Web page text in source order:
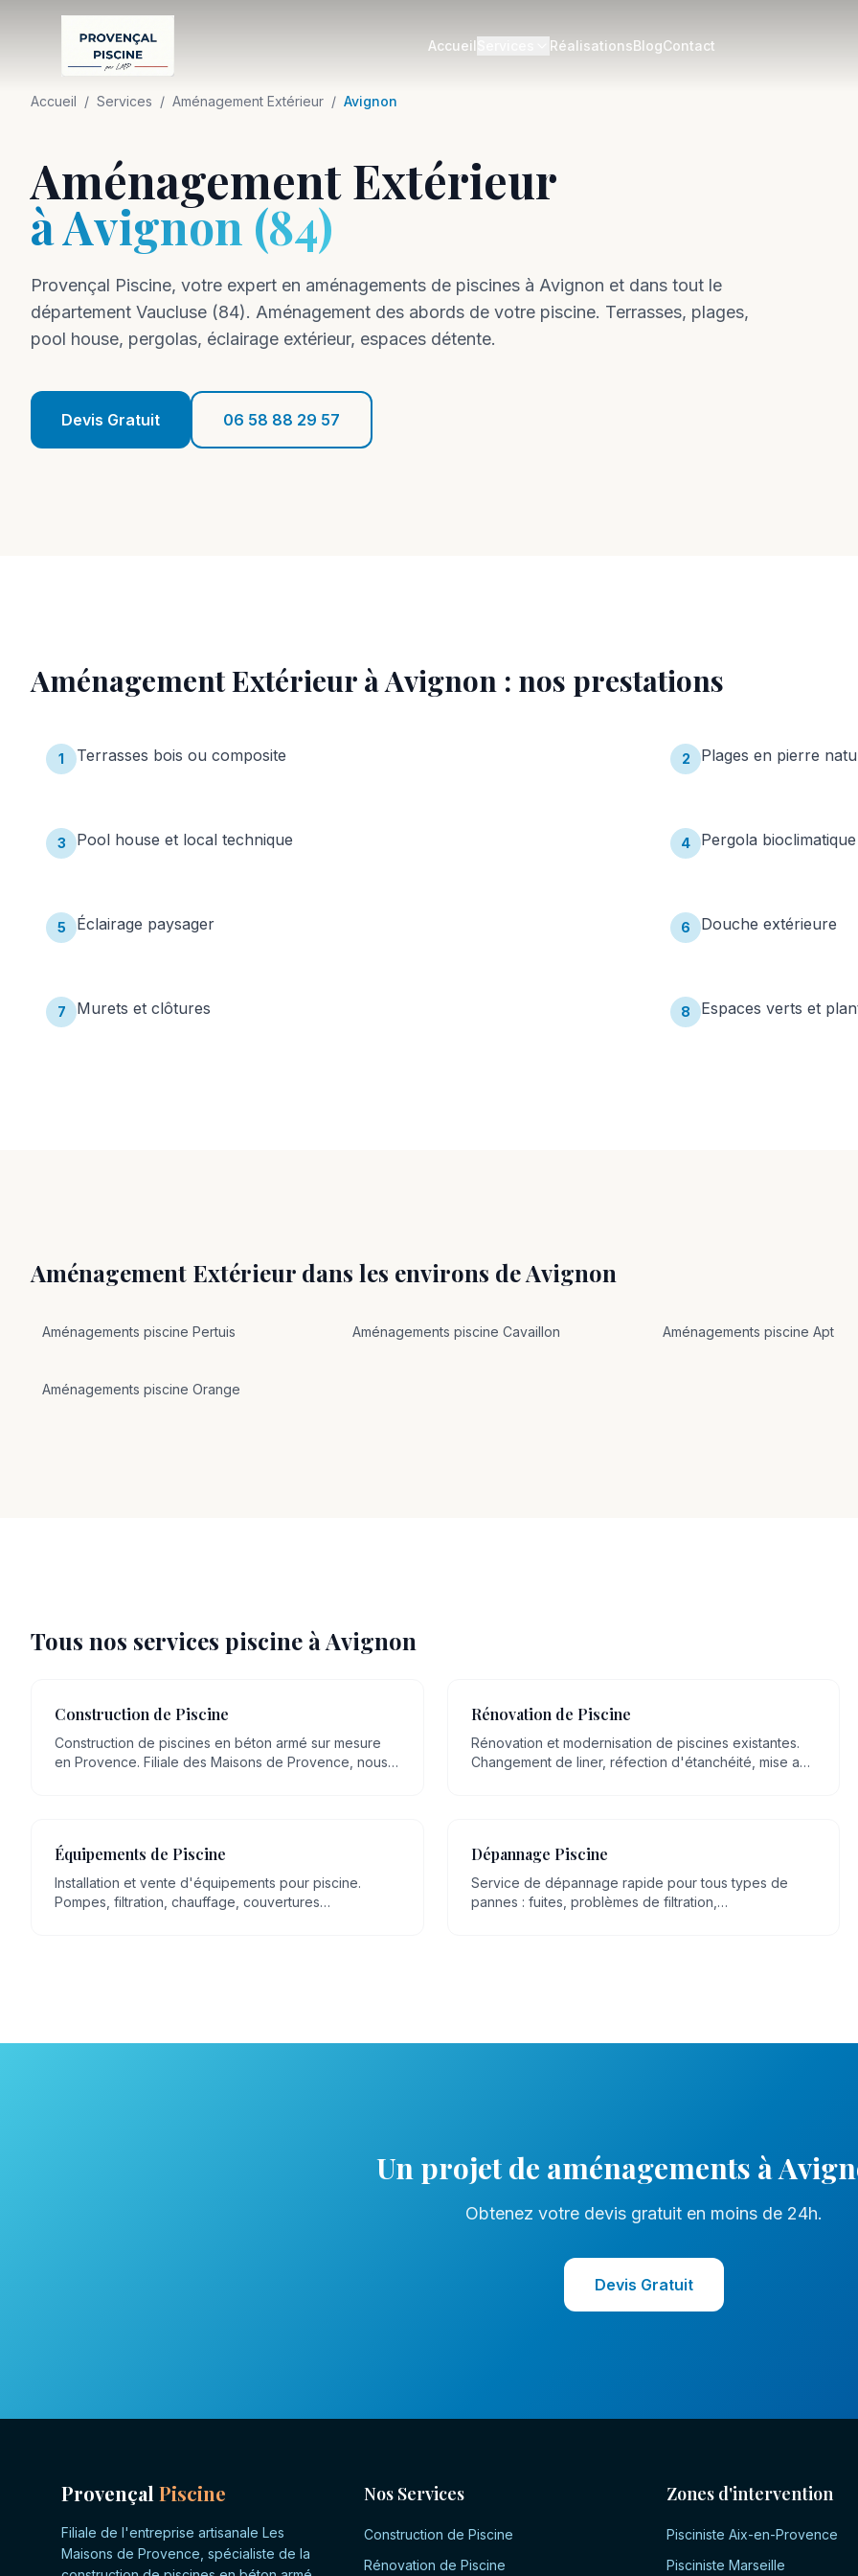
Accueil RéalisationsBlogContact
Accueil / Services / Aménagement Extérieur / Avignon
Aménagement Extérieur
àAvignon (84)
Provençal Piscine, votre expert en aménagements de piscines à Avignon et dans tout le
département Vaucluse (84). Aménagement des abords de votre piscine. Terrasses, plages,
pool house, pergolas, éclairage extérieur, espaces détente.
Devis Gratuit 06 58 88 29 57
Aménagement Extérieur àAvignon : nos prestations
1 Terrasses bois ou composite 2 Plages en pierre
3 Pool house et local technique 4 Pergola bioclimatique
5 Éclairage paysager 6 Douche extérieure
7 Murets et clôtures 8 Espaces verts et
Aménagement Extérieur dans les environs deAvignon
Aménagements piscine Pertuis Aménagements piscine Cavaillon Aménagements piscine Apt
Aménagements piscine Orange
Tous nos services piscine àAvignon
Construction de Piscine
Construction de piscines en béton armé sur mesure
en Provence. Filiale des Maisons de Provence, nous
Rénovation de Piscine
Rénovation et modernisation de piscines existantes.
Changement de liner, réfection d'étanchéité, mise aux
Équipements de Piscine
Installation et vente d'équipements pour piscine.
Pompes, filtration, chauffage, couvertures
Dépannage Piscine
Service de dépannage rapide pour tous types de
pannes : fuites, problèmes de filtration,
Un projet de aménagements à
Obtenez votre devis gratuit en moins de 24h.
Devis Gratuit
Provençal Piscine
Filiale de l'entreprise artisanale Les
Maisons de Provence, spécialiste de la
Nos Services
Construction de Piscine
Rénovation de Piscine
Zones d'intervention
Pisciniste Aix-en-Provence
Pisciniste Marseille